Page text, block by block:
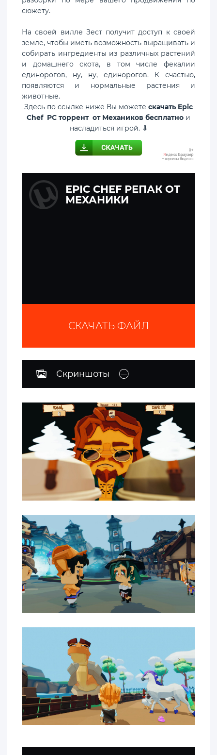
сюжету.
На своей вилле Зест получит доступ к своей
земле, чтобы иметь возможность выращивать и
собирать ингредиенты из различных растений
и домашнего скота, в том числе фекалии
единорогов, ну, ну, единорогов. К счастью,
появляются и нормальные растения и
животные.
Здесь по ссылке ниже Вы можете скачать Epic
Chef PC торрент от Механиков бесплатно и
насладиться игрой. ⇩
EPIC CHEF РЕПАК ОТ
МЕХАНИКИ
СКАЧАТЬ ФАЙЛ
Скриншоты